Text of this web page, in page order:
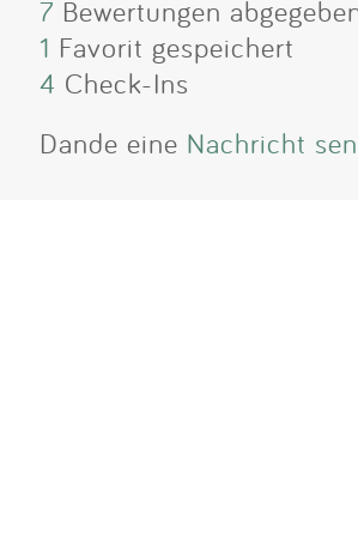
7 Bewertungen
1 Favorit gespeichert
4 Check-Ins
Dande eine Nachricht